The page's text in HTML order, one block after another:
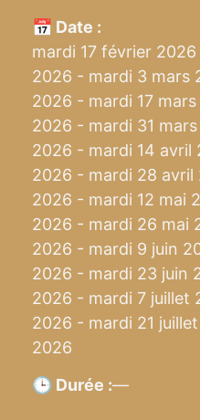
📅 Date :
mardi 17 février
2026 - mardi 3 mars
2026 - mardi 17
2026 - mardi 31
2026 - mardi 14 avril
2026 - mardi 28 avril
2026 - mardi 12 mai
2026 - mardi 26 mai
2026 - mardi 9 juin
2026 - mardi 23 juin
2026 - mardi 7 juillet
2026 - mardi 21
2026
🕒 Durée :—